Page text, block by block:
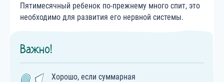
Пятимесячный ребенок по-прежнему много спит, это
необходимо для развития его нервной системы.
Важно!
Хорошо, если суммарная